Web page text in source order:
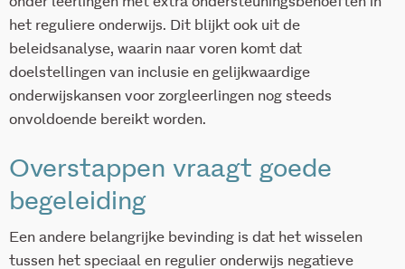
het reguliere onderwijs. Dit blijkt ook uit de
beleidsanalyse, waarin naar voren komt dat
doelstellingen van inclusie en gelijkwaardige
onderwijskansen voor zorgleerlingen nog steeds
onvoldoende bereikt worden.
Overstappen vraagt goede
begeleiding
Een andere belangrijke bevinding is dat het wisselen
tussen het speciaal en regulier onderwijs negatieve